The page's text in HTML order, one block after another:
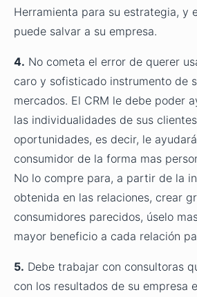
Herramienta para su estrategia, y
puede salvar a su empresa.
4. No cometa el error de querer
caro y sofisticado instrumento de
mercados. El CRM le debe poder
las individualidades de sus
oportunidades, es decir, le
consumidor de la forma mas
No lo compre para, a partir de la
obtenida en las relaciones, crear
consumidores parecidos, úselo
mayor beneficio a cada relación
5. Debe trabajar con consultoras
con los resultados de su empresa